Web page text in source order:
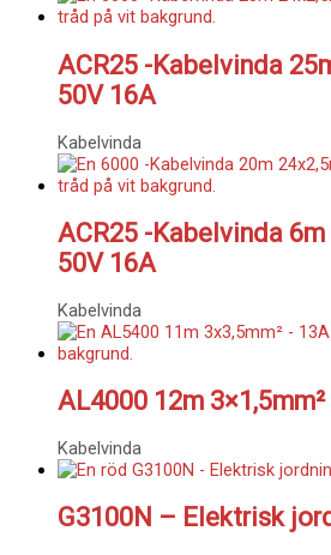
ACR25 -Kabelvinda
50V 16A
Kabelvinda
ACR25 -Kabelvinda
50V 16A
Kabelvinda
AL4000 12m
Kabelvinda
G3100N – Elektrisk